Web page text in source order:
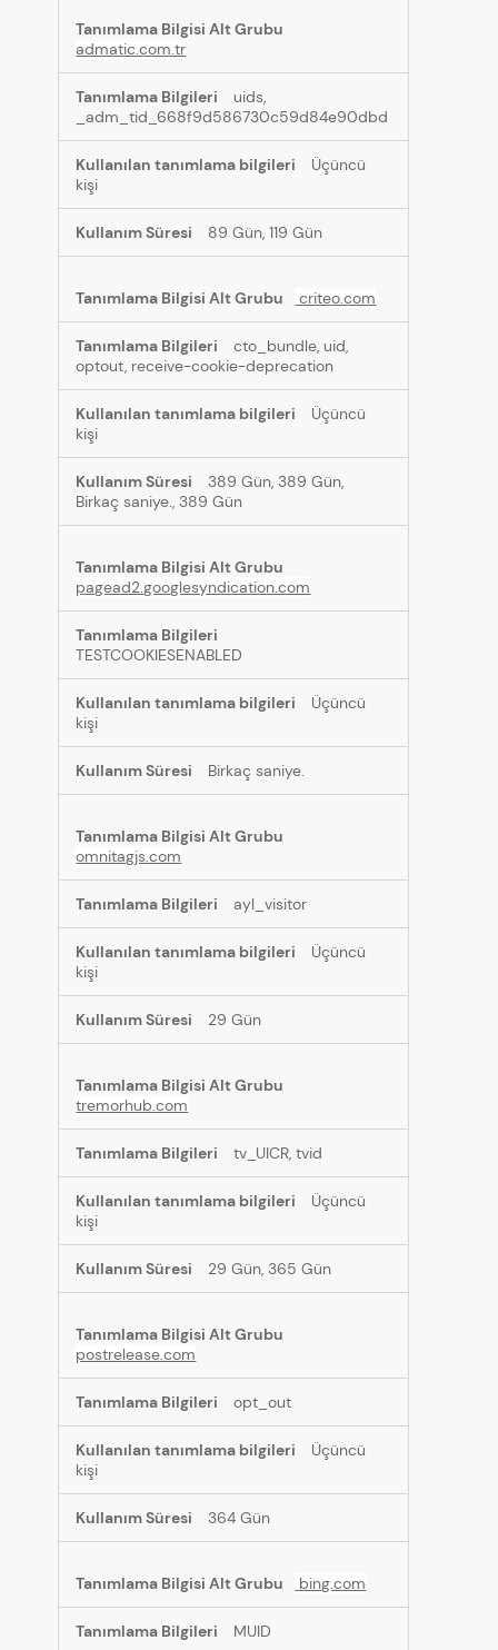
admatic.com.tr
uids,
_adm_tid_668f9d586730c59d84e90dbd
Üçüncü
kişi
89 Gün, 119 Gün
criteo.com
cto_bundle, uid,
optout, receive-cookie-deprecation
Üçüncü
kişi
389 Gün, 389 Gün,
Birkaç saniye., 389 Gün
pagead2.googlesyndication.com
TESTCOOKIESENABLED
Üçüncü
kişi
Birkaç saniye.
omnitagjs.com
ayl_visitor
Üçüncü
kişi
29 Gün
tremorhub.com
tv_UICR, tvid
Üçüncü
kişi
29 Gün, 365 Gün
postrelease.com
opt_out
Üçüncü
kişi
364 Gün
bing.com
MUID